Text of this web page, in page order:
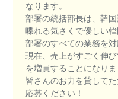
なります。
部署の統括部長は、韓
喋れる気さくで優しい韓
部署のすべての業務を対
現在、売上がすごく伸
を増員することになりま
皆さんのお力を貸して
応募ください！